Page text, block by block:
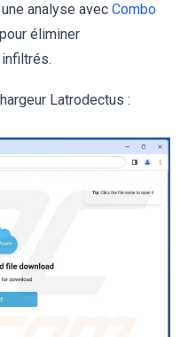
analyse avec Combo
pour éliminer
Latrodectus :